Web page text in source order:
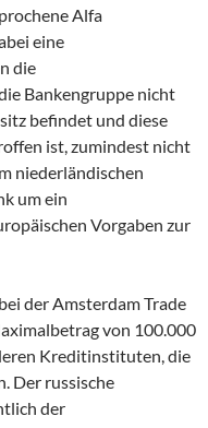
Alfa
eine
die
Bankengruppe nicht
befindet und diese
ist, zumindest nicht
niederländischen
um ein
Vorgaben zur
der Amsterdam Trade
von 100.000
Kreditinstituten, die
Der russische
der